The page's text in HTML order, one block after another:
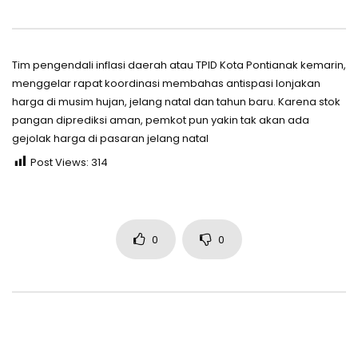
Tim pengendali inflasi daerah atau TPID Kota Pontianak kemarin,
menggelar rapat koordinasi membahas antispasi lonjakan
harga di musim hujan, jelang natal dan tahun baru. Karena stok
pangan diprediksi aman, pemkot pun yakin tak akan ada
gejolak harga di pasaran jelang natal
Post Views: 314
0 0